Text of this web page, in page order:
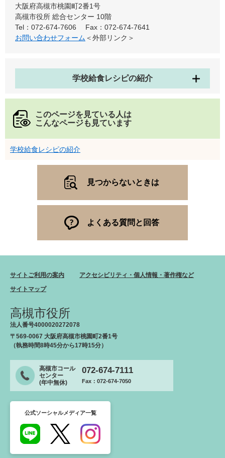
大阪府高槻市桃園町2番1号
高槻市役所 総合センター 10階
Tel：072-674-7606
Fax：072-674-7641
お問い合わせフォーム ＜外部リンク＞
学校給食レシピの紹介
このページを見ている人は
こんなページも見ています
学校給食レシピの紹介
見つからないときは
よくある質問と回答
サイトご利用の案内
アクセシビリティ・個人情報・著作権など
サイトマップ
高槻市役所
法人番号4000020272078
〒569-0067 大阪府高槻市桃園町2番1号
（執務時間8時45分から17時15分）
高槻市コール
センター
(年中無休)
072-674-7111
Fax：072-674-7050
公式ソーシャルメディア一覧